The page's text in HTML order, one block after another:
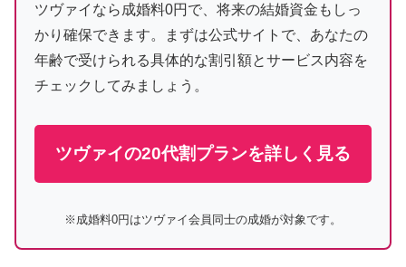
ツヴァイなら成婚料0円で、将来の結婚資金もしっ
かり確保できます。まずは公式サイトで、あなたの
年齢で受けられる具体的な割引額とサービス内容を
チェックしてみましょう。
ツヴァイの20代割プランを詳しく見る
※成婚料0円はツヴァイ会員同士の成婚が対象です。